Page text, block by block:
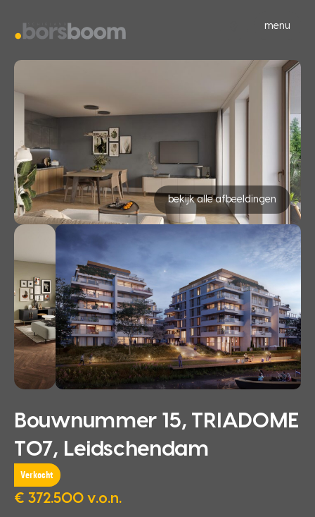
menu
bekijk alle afbeeldingen
Bouwnummer 15, TRIADOME
T07, Leidschendam
Verkocht
€ 372.500 v.o.n.